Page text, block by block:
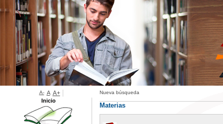
Nueva búsqueda
Materias
A- A A+
Inicio